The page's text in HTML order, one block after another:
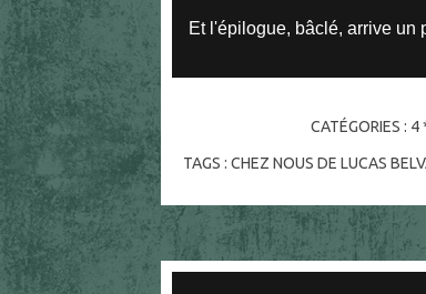
Et l'épilogue, bâclé, arrive un
CATÉGORIES : 4
TAGS : CHEZ NOUS DE LUCAS